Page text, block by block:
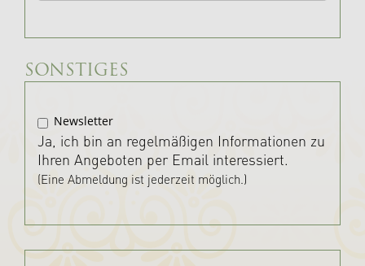
SONSTIGES
Newsletter
Ja, ich bin an regelmäßigen Informationen zu
Ihren Angeboten per Email interessiert.
(Eine Abmeldung ist jederzeit möglich.)